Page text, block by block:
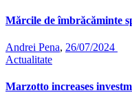
Mărcile de îmbrăcăminte
Andrei Pena, 26/07/2024
Actualitate
Marzotto increases